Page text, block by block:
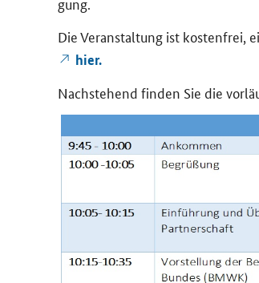
Die Ver­an­stal­tung ist kos­ten­frei,
hier.
Nach­ste­hend fin­den Sie die